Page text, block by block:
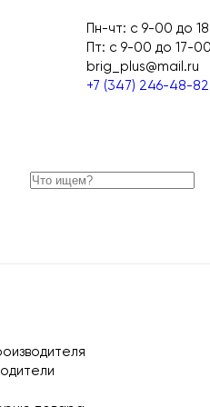
Пн-чт: с 9-00 до
Пт: с 9-00 до 17-00
brig_plus@mail.ru
+7 (347) 246-48-82